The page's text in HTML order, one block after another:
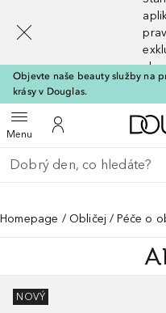
Objevte naše beauty služby na
krásy v Douglas.
MenuOtevřít menuK mému účtu
Vraťte se
Proveďte vyhledávání
Homepage Obličej Péče o
NOVÝ